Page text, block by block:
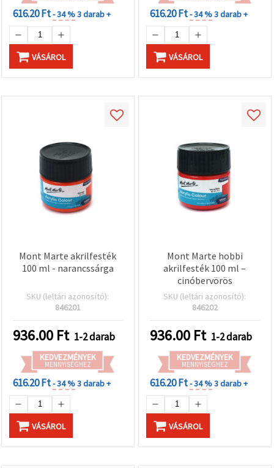
616.20 Ft- 34 %3 darab +
VÁSÁROL
616.20 Ft- 34 %3 darab +
VÁSÁROL
Mont Marte akrilfesték
100 ml - narancssárga
SKU (leltári azonosító):
846201
936.00 Ft 1-2 darab
KEDVEZMÉNYEK
MENNYISÉGHEZ
616.20 Ft- 34 %3 darab +
VÁSÁROL
Mont Marte hobbi
akrilfesték 100 ml –
cinóbervörös
SKU (leltári azonosító):
846202
936.00 Ft 1-2 darab
KEDVEZMÉNYEK
MENNYISÉGHEZ
616.20 Ft- 34 %3 darab +
VÁSÁROL